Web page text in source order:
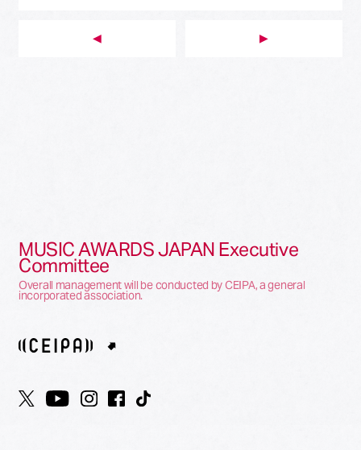
◀︎ ▶︎
MUSIC AWARDS JAPAN Executive
Committee
Overall management will be conducted by CEIPA, a general
incorporated association.